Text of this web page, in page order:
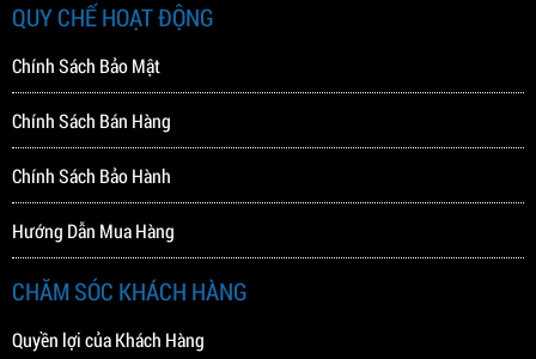
QUY CHẾ HOẠT ĐỘNG
Chính Sách Bảo Mật
Chính Sách Bán Hàng
Chính Sách Bảo Hành
Hướng Dẫn Mua Hàng
CHĂM SÓC KHÁCH HÀNG
Quyền lợi của Khách Hàng